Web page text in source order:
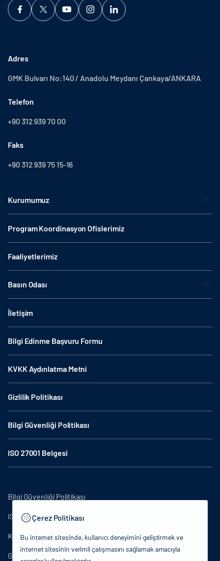
Adres
GMK Bulvarı No:140 / Anadolu Meydanı Çankaya/ANKARA
Telefon
+90 312 939 70 00
Faks
+90 312 939 75 15-16
Kurumumuz
Program Koordinasyon Ofislerimiz
Faaliyetlerimiz
Basın Odası
İletişim
Bilgi Edinme Başvuru Formu
KVKK Aydınlatma Metni
Gizlilik Politikası
Bilgi Güvenliği Politikası
ISO 27001 Belgesi
Bilgi Güvenliği Politikası
ISO27001
KVKK Aydınlatma Metni
Gizlilik Politikası
Çerez Politikası
Bu internet sitesinde, kullanıcı deneyimini geliştirmek ve
internet sitesinin verimli çalışmasını sağlamak amacıyla